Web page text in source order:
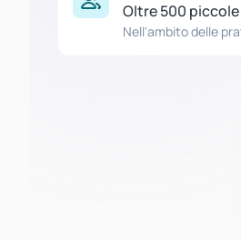
Oltre 500
Nell'ambito delle